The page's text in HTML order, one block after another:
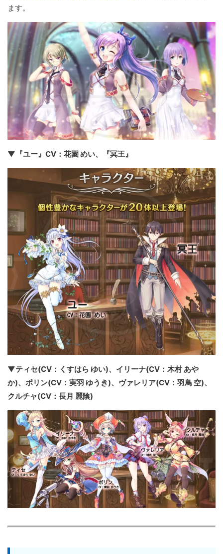
ます。
▼『ユー』CV：花園 めい、『冥王』
▼ティセ(CV：くすはら ゆい)、イリーナ(CV：木村 あや
か)、ポリン(CV：実羽 ゆうき)、ヴァレリア(CV：羽鳥 空)、
クルチャ(CV：長月 麗陰)